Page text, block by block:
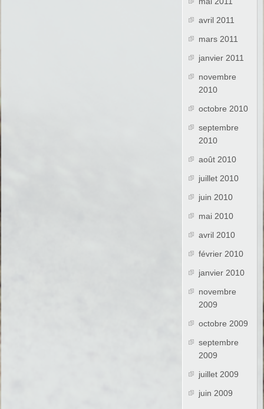
avril 2011
mars 2011
janvier 2011
novembre
2010
octobre 2010
septembre
2010
août 2010
juillet 2010
juin 2010
mai 2010
avril 2010
février 2010
janvier 2010
novembre
2009
octobre 2009
septembre
2009
juillet 2009
juin 2009